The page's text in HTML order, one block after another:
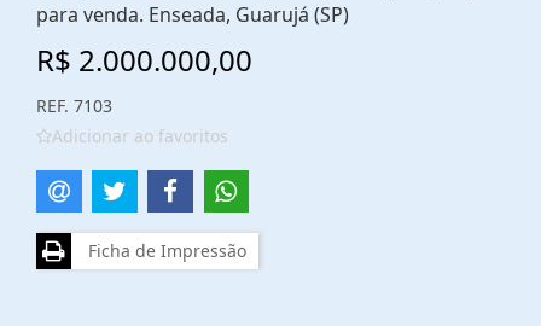
para venda. Enseada, Guarujá (SP)
R$ 2.000.000,00
REF. 7103
Adicionar ao favoritos
Ficha de Impressão